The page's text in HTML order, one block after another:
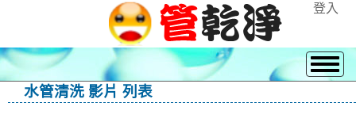
登入
水管清洗 影片 列表